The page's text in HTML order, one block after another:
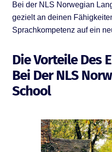
Bei der NLS Norwegian
gezielt an deinen
Sprachkompetenz auf ein
Die Vorteile Des
Bei Der NLS
School